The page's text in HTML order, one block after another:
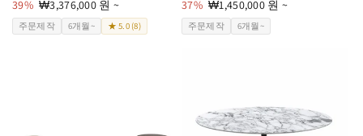
급
업
체:
39% 할
인
가
₩3,376,000 원 ~
주문제작 6개월~ ★ 5.0 (8)
급
업
체:
37% 할
인
가
₩1,450,000 원 ~
주문제작 6개월~